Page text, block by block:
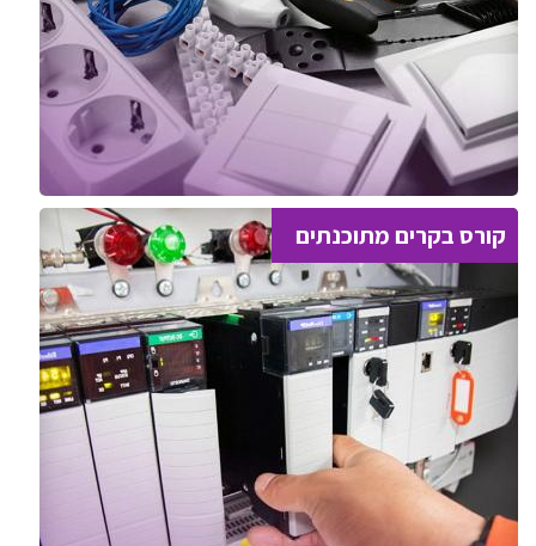
קורס בקרים מתוכנתים